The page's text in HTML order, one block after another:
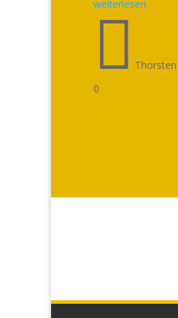
weiterlesen
 Thorsten
0